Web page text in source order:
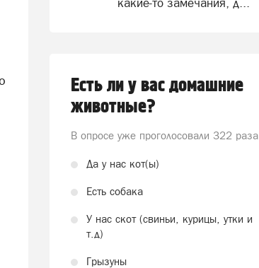
какие-то замечания, д...
Есть ли у вас домашние
животные?
В опросе уже проголосовали 322 раза
Да у нас кот(ы)
Есть собака
У нас скот (свиньи, курицы, утки и
т.д)
Грызуны